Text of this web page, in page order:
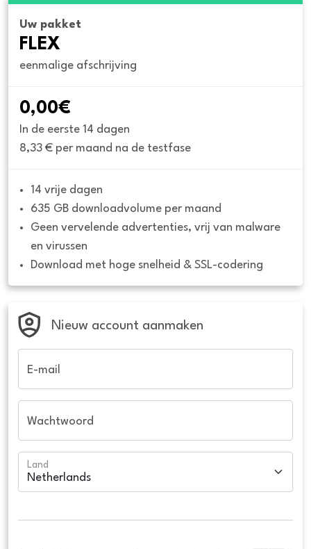
Uw pakket
FLEX
eenmalige afschrijving
0,00€
In de eerste 14 dagen
8,33 € per maand na de testfase
14 vrije dagen
635 GB downloadvolume per maand
Geen vervelende advertenties, vrij van malware
en virussen
Download met hoge snelheid & SSL-codering
Nieuw account aanmaken
E-mail
Wachtwoord
Land